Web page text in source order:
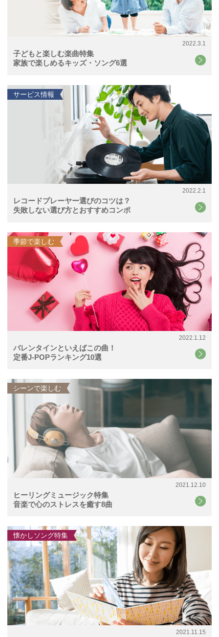
2022.3.1
子どもと楽しむ楽曲特集
家族で楽しめるキッズ・ソング6選
2022.2.1
レコードプレーヤー選びのコツは？
失敗しない選び方とおすすめコンポ
サービス情報
2022.1.12
バレンタインといえばこの曲！
定番J-POPランキング10選
季節で楽しむ
2021.12.10
ヒーリングミュージック特集
音楽で心のストレスを癒す8曲
シーンで楽しむ
2021.11.15
懐かしソング特集